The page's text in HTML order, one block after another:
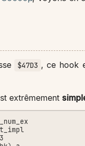
$47D3 , ce hook
extrêmement